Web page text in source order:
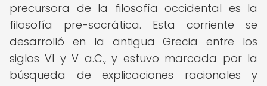
precursora de la filosofía occidental es la
filosofía pre-socrática. Esta corriente se
desarrolló en la antigua Grecia entre los
siglos VI y V a.C., y estuvo marcada por la
búsqueda de explicaciones racionales y